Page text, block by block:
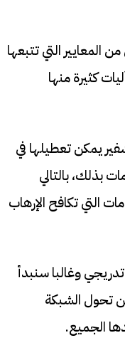
التي تتبعها
كثيرة منها
يمكن تعطيلها في
بذلك، بالتالي
التي تكافح الإرهاب
وغالبا سنبدأ
2020، لكنها لن تحول الشبكة
الجميع.